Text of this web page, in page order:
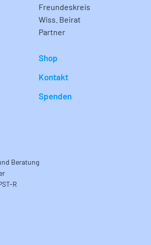
Freundeskreis
Wiss. Beirat
Partner
Shop
Kontakt
Spenden
Beratung
R